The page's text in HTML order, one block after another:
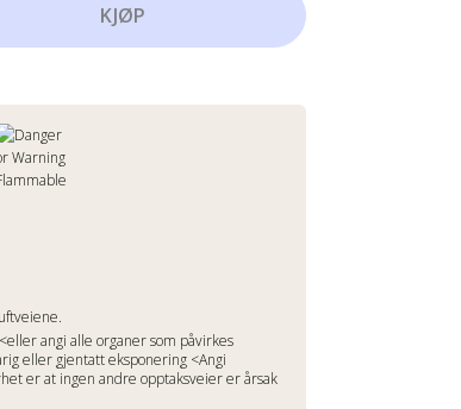
KJØP
angi alle organer som påvirkes
eller gjentatt eksponering <Angi
er at ingen andre opptaksveier er årsak